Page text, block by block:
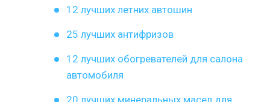
12 лучших летних автошин
25 лучших антифризов
12 лучших обогревателей для салона
автомобиля
20 лучших минеральных масел для